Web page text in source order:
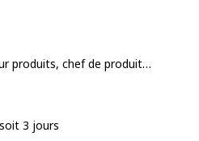
produits, chef de produit…
3 jours